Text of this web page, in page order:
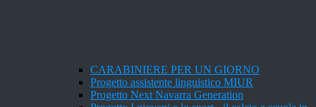
CARABINIERE PER UN GIORNO
Progetto assistente linguistico MIUR
Progetto Next Navarra Generation